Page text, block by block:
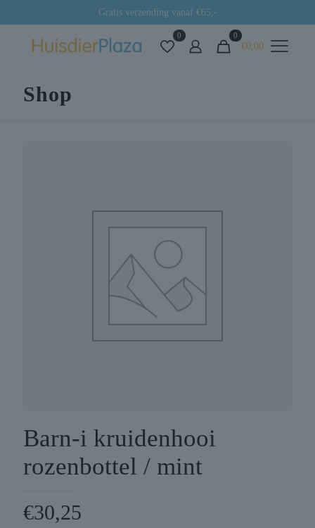
Gratis verzending vanaf €65,-
0 0
€0,00
Shop
Barn-i kruidenhooi
rozenbottel / mint
€30,25